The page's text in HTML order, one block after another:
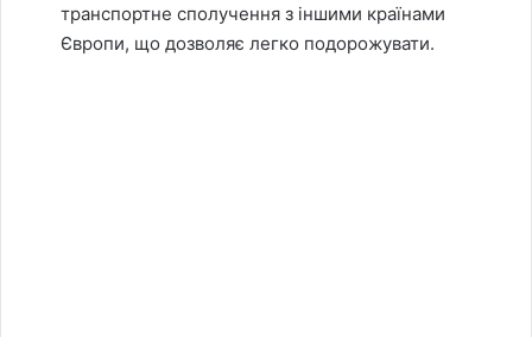
транспортне сполучення з іншими країнами
Європи, що дозволяє легко подорожувати.